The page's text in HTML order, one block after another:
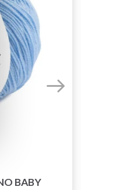
BABY